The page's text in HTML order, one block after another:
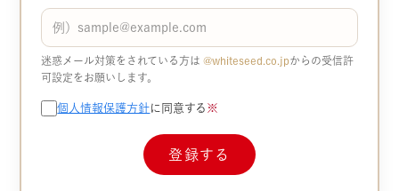
迷惑メール対策をされている方は@whiteseed.co.jp​​からの受信許
可設定をお願いします。
個人情報保護方針に同意する ※